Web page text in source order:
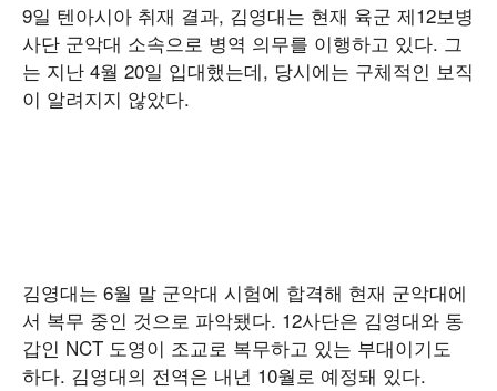
9일 텐아시아 취재 결과, 김영대는 현재 육군 제12보병
사단 군악대 소속으로 병역 의무를 이행하고 있다. 그
는 지난 4월 20일 입대했는데, 당시에는 구체적인 보직
이 알려지지 않았다.
김영대는 6월 말 군악대 시험에 합격해 현재 군악대에
서 복무 중인 것으로 파악됐다. 12사단은 김영대와 동
갑인 NCT 도영이 조교로 복무하고 있는 부대이기도
하다. 김영대의 전역은 내년 10월로 예정돼 있다.